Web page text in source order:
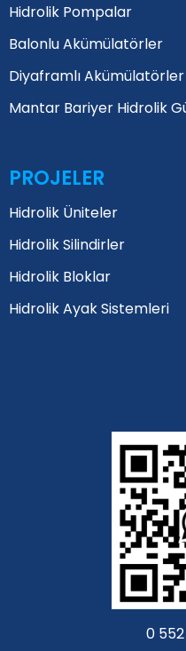
Hidrolik Pompalar
Balonlu Akümülatörler
Diyaframlı Akümülatörler
Mantar Bariyer Hidrolik
PROJELER
Hidrolik Üniteler
Hidrolik Silindirler
Hidrolik Bloklar
Hidrolik Ayak Sistemleri
0